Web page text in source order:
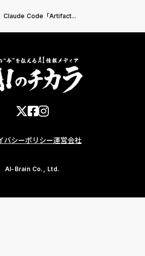
Claude Code「Artifact...
バシーポリシー運営会社
AI-Brain Co., Ltd.